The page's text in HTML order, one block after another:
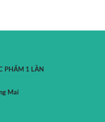
PHẨM 1 LẦN
Mai